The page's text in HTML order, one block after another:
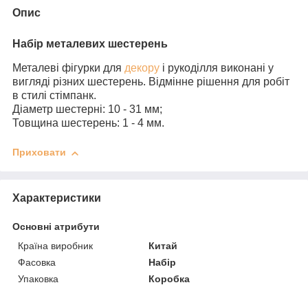
Опис
Набір металевих шестерень
Металеві фігурки для декору і рукоділля виконані у
вигляді різних шестерень. Відмінне рішення для робіт
в стилі стімпанк.
Діаметр шестерні: 10 - 31 мм;
Товщина шестерень: 1 - 4 мм.
Приховати
Характеристики
Основні атрибути
Країна виробник
Китай
Фасовка
Набір
Упаковка
Коробка